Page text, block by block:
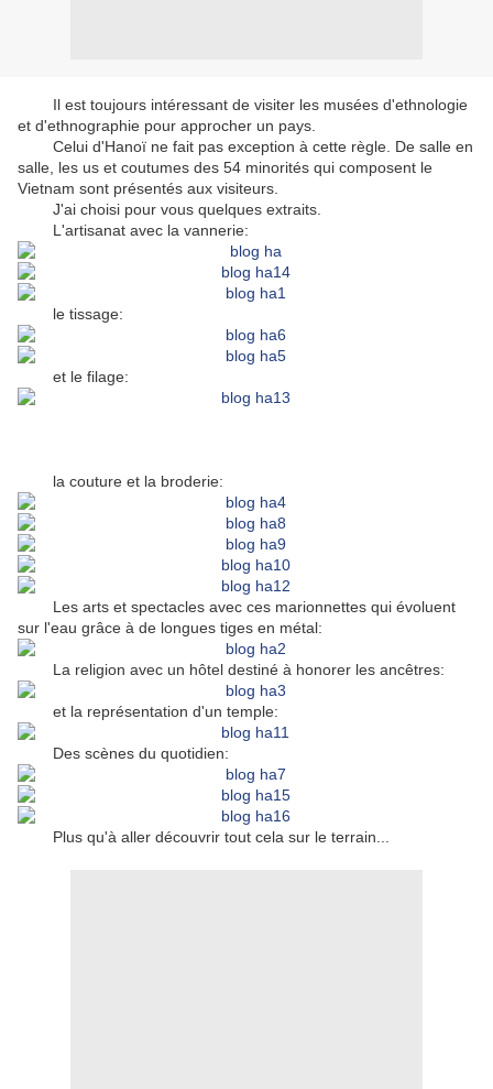
Il est toujours intéressant de visiter les musées d'ethnologie
et d'ethnographie pour approcher un pays.
Celui d'Hanoï ne fait pas exception à cette règle. De salle en
salle, les us et coutumes des 54 minorités qui composent le
Vietnam sont présentés aux visiteurs.
J'ai choisi pour vous quelques extraits.
L'artisanat avec la vannerie:
le tissage:
et le filage:
la couture et la broderie:
Les arts et spectacles avec ces marionnettes qui évoluent
sur l'eau grâce à de longues tiges en métal:
La religion avec un hôtel destiné à honorer les ancêtres:
et la représentation d'un temple:
Des scènes du quotidien:
Plus qu'à aller découvrir tout cela sur le terrain...